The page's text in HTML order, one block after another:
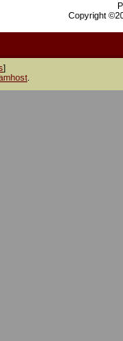
Copyright
]